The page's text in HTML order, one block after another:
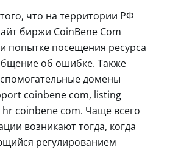
что на территории РФ
биржи CoinBene Com
попытке посещения ресурса
об ошибке. Также
домены
coinbene com, listing
coinbene com. Чаще всего
возникают тогда, когда
регулированием